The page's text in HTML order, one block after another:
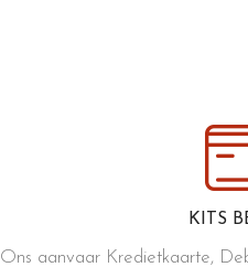
KITS
Ons aanvaar Kredietkaarte,